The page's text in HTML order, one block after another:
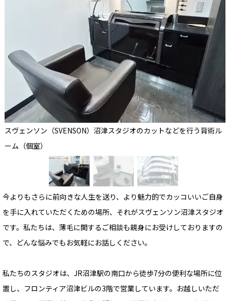
スヴェンソン（SVENSON）沼津スタジオのカットなどを行う背術ル
ーム（個室）
今よりもさらに前向きな人生を送り、より魅力的でカッコいいご自身
を手に入れていただくための場所、それがスヴェンソン沼津スタジオ
です。私たちは、薄毛に関するご相談も親身にお受けしておりますの
で、どんな悩みでもお気軽にお話しください。
私たちのスタジオは、JR沼津駅の南口から徒歩7分の便利な場所に位
置し、フロンティア沼津ビルの3階で営業しています。お越しいただ